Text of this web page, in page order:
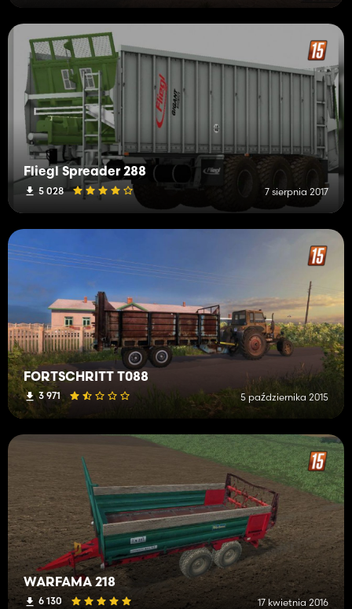
Fliegl Spreader 288
5 028 7 sierpnia 2017
FORTSCHRITT T088
3 971 5 października 2015
WARFAMA 218
6 130 17 kwietnia 2016